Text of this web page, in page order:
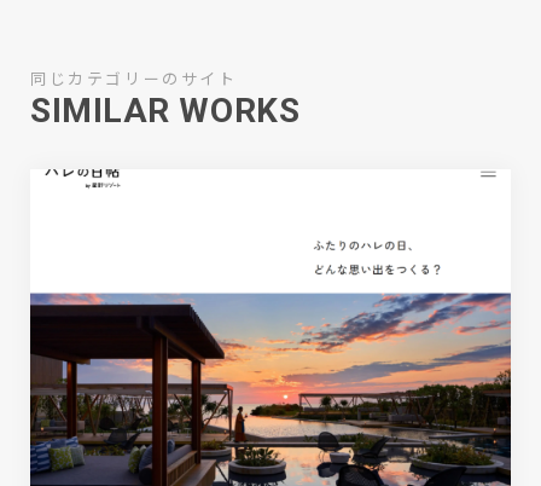
同じカテゴリーのサイト
SIMILAR WORKS